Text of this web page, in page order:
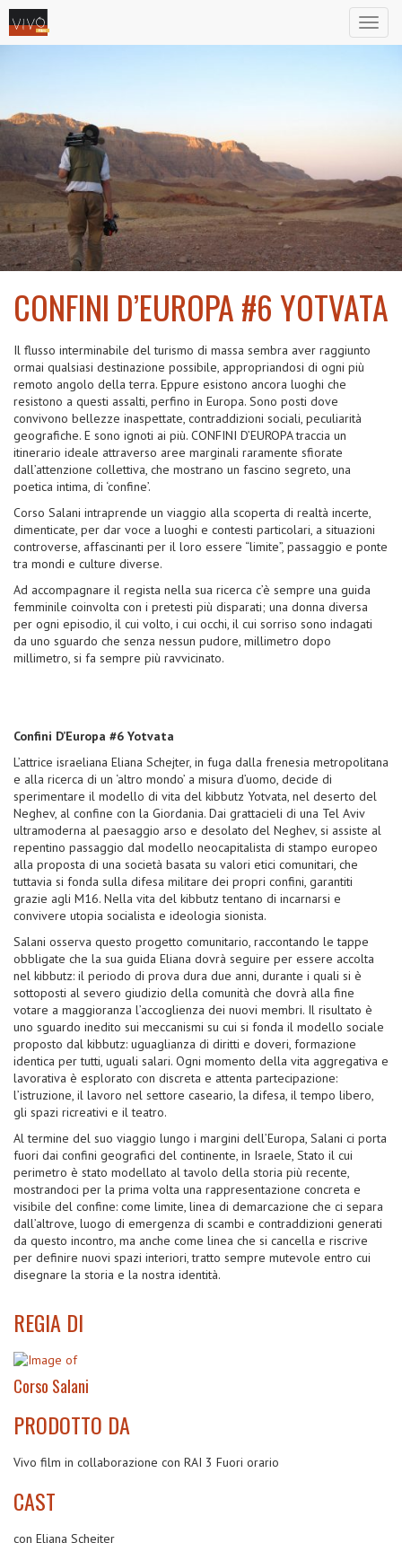
2008
CONFINI D’EUROPA #6 YOTVATA
Il flusso interminabile del turismo di massa sembra aver raggiunto
ormai qualsiasi destinazione possibile, appropriandosi di ogni più
remoto angolo della terra. Eppure esistono ancora luoghi che
resistono a questi assalti, perfino in Europa. Sono posti dove
convivono bellezze inaspettate, contraddizioni sociali, peculiarità
geografiche. E sono ignoti ai più. CONFINI D’EUROPA traccia un
itinerario ideale attraverso aree marginali raramente sfiorate
dall’attenzione collettiva, che mostrano un fascino segreto, una
poetica intima, di ‘confine’.
Corso Salani intraprende un viaggio alla scoperta di realtà incerte,
dimenticate, per dar voce a luoghi e contesti particolari, a situazioni
controverse, affascinanti per il loro essere “limite”, passaggio e ponte
tra mondi e culture diverse.
Ad accompagnare il regista nella sua ricerca c’è sempre una guida
femminile coinvolta con i pretesti più disparati; una donna diversa
per ogni episodio, il cui volto, i cui occhi, il cui sorriso sono indagati
da uno sguardo che senza nessun pudore, millimetro dopo
millimetro, si fa sempre più ravvicinato.
Confini D’Europa #6 Yotvata
L’attrice israeliana Eliana Schejter, in fuga dalla frenesia metropolitana
e alla ricerca di un ‘altro mondo’ a misura d’uomo, decide di
sperimentare il modello di vita del kibbutz Yotvata, nel deserto del
Neghev, al confine con la Giordania. Dai grattacieli di una Tel Aviv
ultramoderna al paesaggio arso e desolato del Neghev, si assiste al
repentino passaggio dal modello neocapitalista di stampo europeo
alla proposta di una società basata su valori etici comunitari, che
tuttavia si fonda sulla difesa militare dei propri confini, garantiti
grazie agli M16. Nella vita del kibbutz tentano di incarnarsi e
convivere utopia socialista e ideologia sionista.
Salani osserva questo progetto comunitario, raccontando le tappe
obbligate che la sua guida Eliana dovrà seguire per essere accolta
nel kibbutz: il periodo di prova dura due anni, durante i quali si è
sottoposti al severo giudizio della comunità che dovrà alla fine
votare a maggioranza l’accoglienza dei nuovi membri. Il risultato è
uno sguardo inedito sui meccanismi su cui si fonda il modello sociale
proposto dal kibbutz: uguaglianza di diritti e doveri, formazione
identica per tutti, uguali salari. Ogni momento della vita aggregativa e
lavorativa è esplorato con discreta e attenta partecipazione:
l’istruzione, il lavoro nel settore caseario, la difesa, il tempo libero,
gli spazi ricreativi e il teatro.
Al termine del suo viaggio lungo i margini dell’Europa, Salani ci porta
fuori dai confini geografici del continente, in Israele, Stato il cui
perimetro è stato modellato al tavolo della storia più recente,
mostrandoci per la prima volta una rappresentazione concreta e
visibile del confine: come limite, linea di demarcazione che ci separa
dall’altrove, luogo di emergenza di scambi e contraddizioni generati
da questo incontro, ma anche come linea che si cancella e riscrive
per definire nuovi spazi interiori, tratto sempre mutevole entro cui
disegnare la storia e la nostra identità.
REGIA DI
Corso Salani
PRODOTTO DA
Vivo film in collaborazione con RAI 3 Fuori orario
CAST
con Eliana Schejter